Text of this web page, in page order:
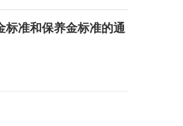
标准和保养金标准的通